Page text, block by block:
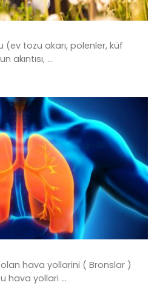
tozu akarı, polenler, küf
akıntısı, ...
hava yollarini ( Bronslar )
hava yollari ...